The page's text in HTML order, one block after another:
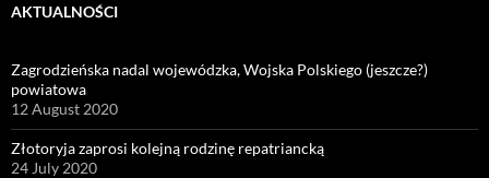
AKTUALNOŚCI
Zagrodzieńska nadal wojewódzka, Wojska Polskiego (jeszcze?)
powiatowa
12 August 2020
Złotoryja zaprosi kolejną rodzinę repatriancką
24 July 2020